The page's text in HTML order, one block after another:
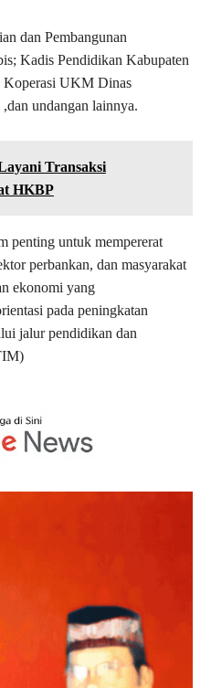
dan Pembangunan
Kadis Pendidikan Kabupaten
UKM Dinas
undangan lainnya.
Transaksi
HKBP
penting untuk mempererat
perbankan, dan masyarakat
ekonomi yang
pada peningkatan
jalur pendidikan dan